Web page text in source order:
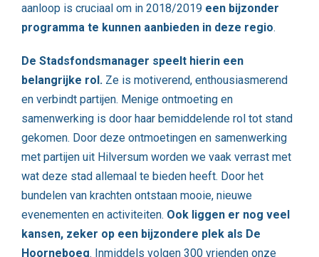
aanloop is cruciaal om in 2018/2019 een bijzonder
programma te kunnen aanbieden in deze regio.
De Stadsfondsmanager speelt hierin een
belangrijke rol. Ze is motiverend, enthousiasmerend
en verbindt partijen. Menige ontmoeting en
samenwerking is door haar bemiddelende rol tot stand
gekomen. Door deze ontmoetingen en samenwerking
met partijen uit Hilversum worden we vaak verrast met
wat deze stad allemaal te bieden heeft. Door het
bundelen van krachten ontstaan mooie, nieuwe
evenementen en activiteiten. Ook liggen er nog veel
kansen, zeker op een bijzondere plek als De
Hoorneboeg. Inmiddels volgen 300 vrienden onze